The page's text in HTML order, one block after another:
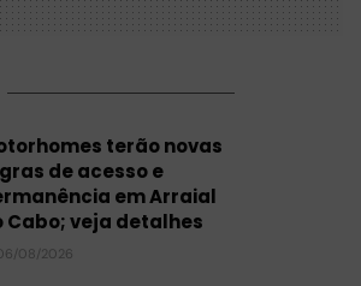
terão novas
de acesso e
em Arraial
Cabo; veja detalhes
08/2026